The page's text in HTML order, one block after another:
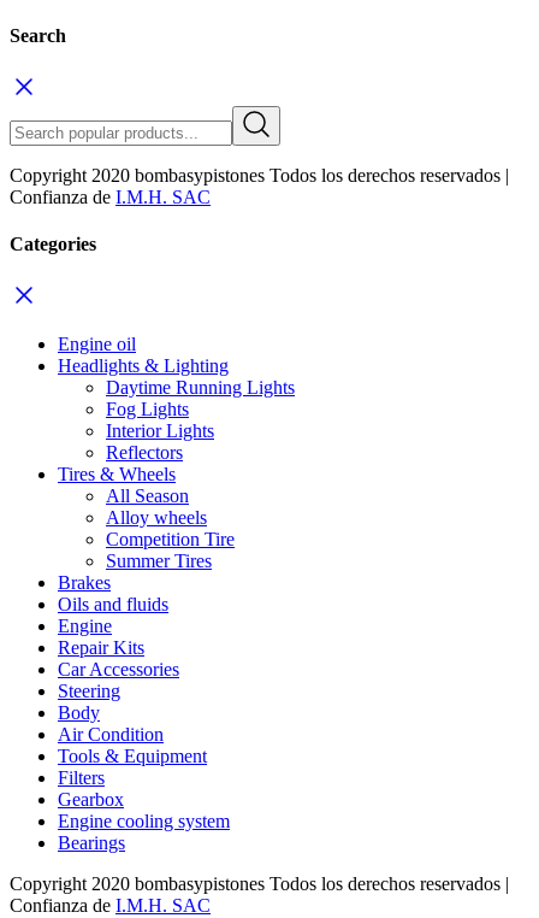
Search
Copyright 2020 bombasypistones Todos los derechos reservados |
Confianza de I.M.H. SAC
Categories
Engine oil
Headlights & Lighting
Daytime Running Lights
Fog Lights
Interior Lights
Reflectors
Tires & Wheels
All Season
Alloy wheels
Competition Tire
Summer Tires
Brakes
Oils and fluids
Engine
Repair Kits
Car Accessories
Steering
Body
Air Condition
Tools & Equipment
Filters
Gearbox
Engine cooling system
Bearings
Copyright 2020 bombasypistones Todos los derechos reservados |
Confianza de I.M.H. SAC